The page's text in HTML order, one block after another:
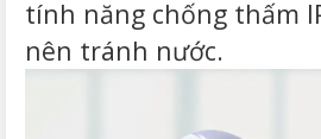
tính năng chống thấm
nên tránh nước.